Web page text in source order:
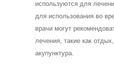
используются для
для использования во
врачи могут
лечения, такие как
акупунктура.